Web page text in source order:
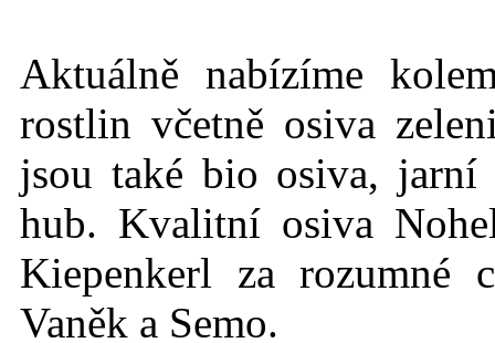
Aktuálně nabízíme
rostlin včetně osiva
jsou také bio osiva,
hub. Kvalitní osiva
Kiepenkerl za rozumné
Vaněk a Semo.